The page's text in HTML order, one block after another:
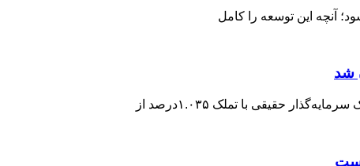
آنچه این توسعه را کامل
شد
حقیقی با تملک ۱.۰۳۵درصد از